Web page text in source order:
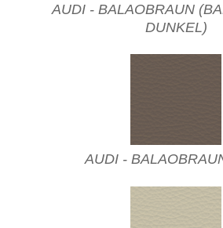
AUDI - BALAOBRAUN
DUNKEL)
AUDI -